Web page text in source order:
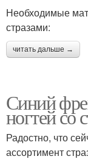
Необходимые
стразами:
читать дальше →
Синий
ногтей со
Радостно, что
ассортимент